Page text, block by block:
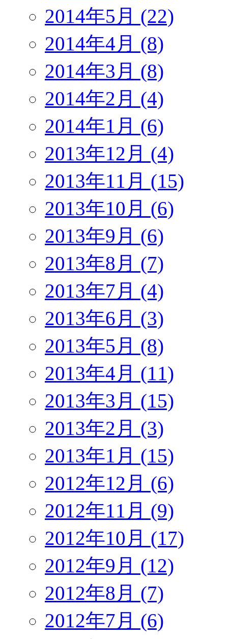
2014年5月 (22)
2014年4月 (8)
2014年3月 (8)
2014年2月 (4)
2014年1月 (6)
2013年12月 (4)
2013年11月 (15)
2013年10月 (6)
2013年9月 (6)
2013年8月 (7)
2013年7月 (4)
2013年6月 (3)
2013年5月 (8)
2013年4月 (11)
2013年3月 (15)
2013年2月 (3)
2013年1月 (15)
2012年12月 (6)
2012年11月 (9)
2012年10月 (17)
2012年9月 (12)
2012年8月 (7)
2012年7月 (6)